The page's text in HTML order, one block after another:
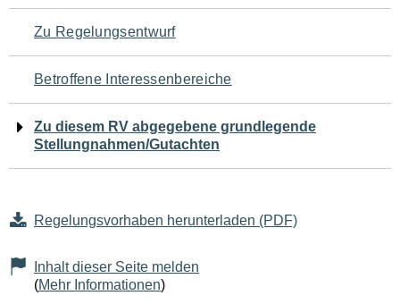
den
Seiteninhalt
Zu Regelungsentwurf
Betroffene Interessenbereiche
Zu diesem RV abgegebene grundlegende
Stellungnahmen/Gutachten
Regelungsvorhaben herunterladen (PDF)
Inhalt dieser Seite melden
(Mehr Informationen)